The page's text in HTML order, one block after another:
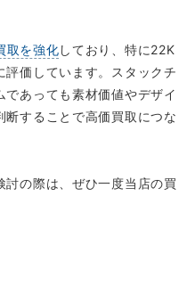
取を強化しており、特に22K
価しています。スタックチ
あっても素材価値やデザイ
断することで高価買取につな
討の際は、ぜひ一度当店の買